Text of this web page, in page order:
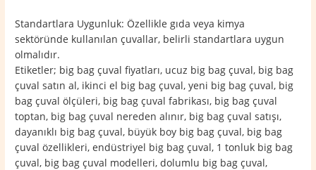
Standartlara Uygunluk: Özellikle gıda veya kimya
sektöründe kullanılan çuvallar, belirli standartlara uygun
olmalıdır.
Etiketler; big bag çuval fiyatları, ucuz big bag çuval, big bag
çuval satın al, ikinci el big bag çuval, yeni big bag çuval, big
bag çuval ölçüleri, big bag çuval fabrikası, big bag çuval
toptan, big bag çuval nereden alınır, big bag çuval satışı,
dayanıklı big bag çuval, büyük boy big bag çuval, big bag
çuval özellikleri, endüstriyel big bag çuval, 1 tonluk big bag
çuval, big bag çuval modelleri, dolumlu big bag çuval,